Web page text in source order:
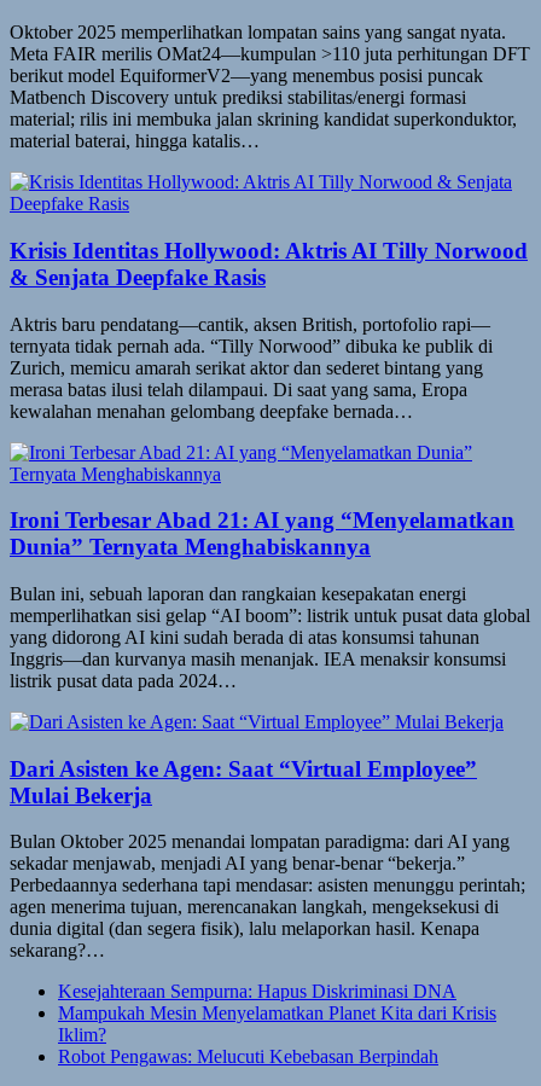
Oktober 2025 memperlihatkan lompatan sains yang sangat nyata.
Meta FAIR merilis OMat24—kumpulan >110 juta perhitungan DFT
berikut model EquiformerV2—yang menembus posisi puncak
Matbench Discovery untuk prediksi stabilitas/energi formasi
material; rilis ini membuka jalan skrining kandidat superkonduktor,
material baterai, hingga katalis…
Krisis Identitas Hollywood: Aktris AI Tilly Norwood
& Senjata Deepfake Rasis
Aktris baru pendatang—cantik, aksen British, portofolio rapi—
ternyata tidak pernah ada. “Tilly Norwood” dibuka ke publik di
Zurich, memicu amarah serikat aktor dan sederet bintang yang
merasa batas ilusi telah dilampaui. Di saat yang sama, Eropa
kewalahan menahan gelombang deepfake bernada…
Ironi Terbesar Abad 21: AI yang “Menyelamatkan
Dunia” Ternyata Menghabiskannya
Bulan ini, sebuah laporan dan rangkaian kesepakatan energi
memperlihatkan sisi gelap “AI boom”: listrik untuk pusat data global
yang didorong AI kini sudah berada di atas konsumsi tahunan
Inggris—dan kurvanya masih menanjak. IEA menaksir konsumsi
listrik pusat data pada 2024…
Dari Asisten ke Agen: Saat “Virtual Employee”
Mulai Bekerja
Bulan Oktober 2025 menandai lompatan paradigma: dari AI yang
sekadar menjawab, menjadi AI yang benar-benar “bekerja.”
Perbedaannya sederhana tapi mendasar: asisten menunggu perintah;
agen menerima tujuan, merencanakan langkah, mengeksekusi di
dunia digital (dan segera fisik), lalu melaporkan hasil. Kenapa
sekarang?…
Kesejahteraan Sempurna: Hapus Diskriminasi DNA
Mampukah Mesin Menyelamatkan Planet Kita dari Krisis
Iklim?
Robot Pengawas: Melucuti Kebebasan Berpindah